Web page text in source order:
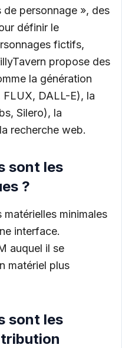
personnage », des
définir le
fictifs,
propose des
la génération
DALL-E), la
Silero), la
recherche web.
sont les
?
minimales
interface.
auquel il se
matériel plus
sont les